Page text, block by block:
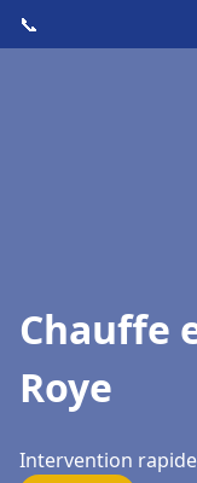
📞
Chauffe
Roye
Intervention